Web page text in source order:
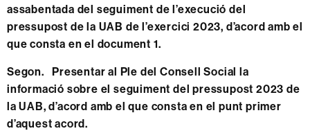
assabentada del seguiment de l’execució del
pressupost de la UAB de l’exercici 2023, d’acord amb el
que consta en el document 1.
Segon. Presentar al Ple del Consell Social la
informació sobre el seguiment del pressupost 2023 de
la UAB, d’acord amb el que consta en el punt primer
d’aquest acord.